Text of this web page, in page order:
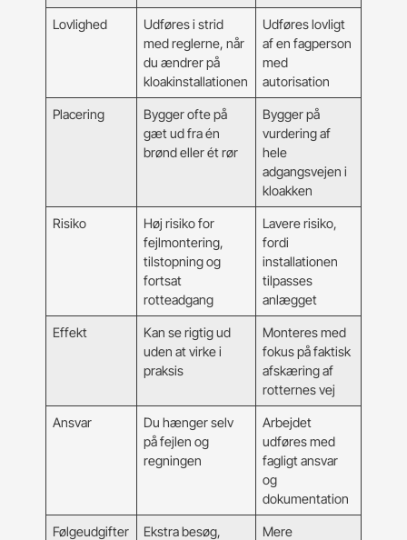
Lovlighed
Udføres i strid
med reglerne, når
du ændrer på
kloakinstallationen
Udføres lovligt
af en fagperson
med
autorisation
Placering
Bygger ofte på
gæt ud fra én
brønd eller ét rør
Bygger på
vurdering af
hele
adgangsvejen i
kloakken
Risiko
Høj risiko for
fejlmontering,
tilstopning og
fortsat
rotteadgang
Lavere risiko,
fordi
installationen
tilpasses
anlægget
Effekt
Kan se rigtig ud
uden at virke i
praksis
Monteres med
fokus på faktisk
afskæring af
rotternes vej
Ansvar
Du hænger selv
på fejlen og
regningen
Arbejdet
udføres med
fagligt ansvar
og
dokumentation
Følgeudgifter
Ekstra besøg,
Mere